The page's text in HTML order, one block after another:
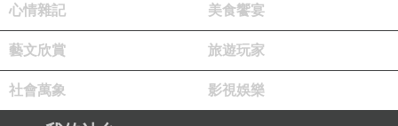
心情雜記 美食饗宴
藝文欣賞 旅遊玩家
社會萬象 影視娛樂